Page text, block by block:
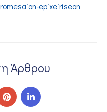
epixeiriseon
Άρθρου